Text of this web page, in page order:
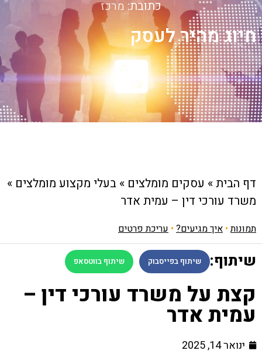
כתובת: מרכז
חיוג מהיר לעסק
דף הבית» עסקים מומלצים » בעלי מקצוע מומלצים »
משרד עורכי דין – עמית אדר
תמונות• איך מגיעים? • עריכת פרטים
שיתוף: שיתוף בפייסבוק שיתוף בווטסאפ
קצת על משרד עורכי דין –
עמית אדר
ינואר 14, 2025